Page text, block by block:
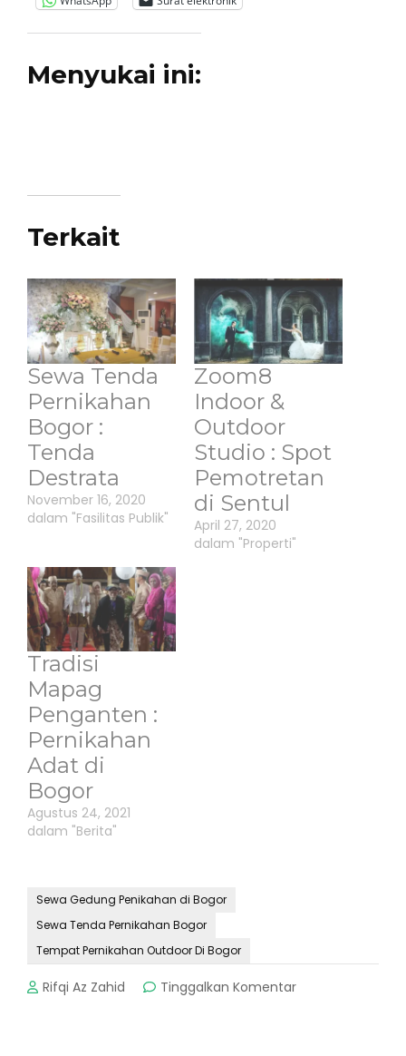
Menyukai ini:
Terkait
Sewa Tenda
Pernikahan
Bogor :
Tenda
Destrata
November 16, 2020
dalam "Fasilitas Publik"
Zoom8
Indoor &
Outdoor
Studio : Spot
Pemotretan
di Sentul
April 27, 2020
dalam "Properti"
Tradisi
Mapag
Penganten :
Pernikahan
Adat di
Bogor
Agustus 24, 2021
dalam "Berita"
Sewa Gedung Penikahan di Bogor
Sewa Tenda Pernikahan Bogor
Tempat Pernikahan Outdoor Di Bogor
Rifqi Az Zahid Tinggalkan Komentarpada